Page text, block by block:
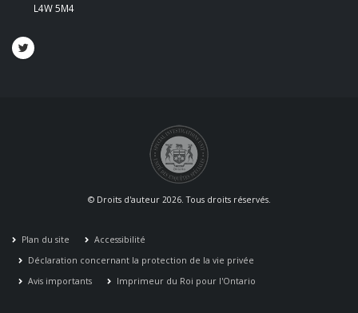
L4W 5M4
© Droits d'auteur 2026. Tous droits réservés.
Plan du site
Accessibilité
Déclaration concernant la protection de la vie privée
Avis importants
Imprimeur du Roi pour l'Ontario